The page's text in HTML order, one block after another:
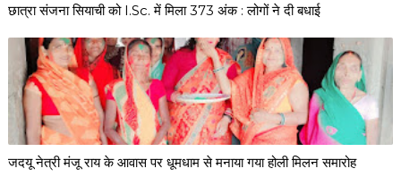
छात्रा संजना सियाची को I.Sc. में मिला 373 अंक : लोगों ने दी बधाई
जदयू नेत्री मंजू राय के आवास पर धूमधाम से मनाया गया होली मिलन समारोह